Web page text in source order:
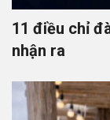
11 điều chỉ
nhận ra